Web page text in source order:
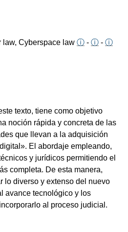
law, Cyberspace law ⓘ - ⓘ - ⓘ
texto, tiene como objetivo
noción rápida y concreta de las
que llevan a la adquisición
El abordaje empleando,
y jurídicos permitiendo el
completa. De esta manera,
lo diverso y extenso del nuevo
avance tecnológico y los
al proceso judicial.